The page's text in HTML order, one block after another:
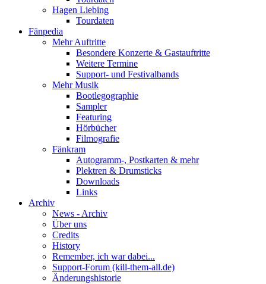
Hagen Liebing
Tourdaten
Fänpedia
Mehr Auftritte
Besondere Konzerte & Gastauftritte
Weitere Termine
Support- und Festivalbands
Mehr Musik
Bootlegographie
Sampler
Featuring
Hörbücher
Filmografie
Fänkram
Autogramm-, Postkarten & mehr
Plektren & Drumsticks
Downloads
Links
Archiv
News - Archiv
Über uns
Credits
History
Remember, ich war dabei...
Support-Forum (kill-them-all.de)
Änderungshistorie